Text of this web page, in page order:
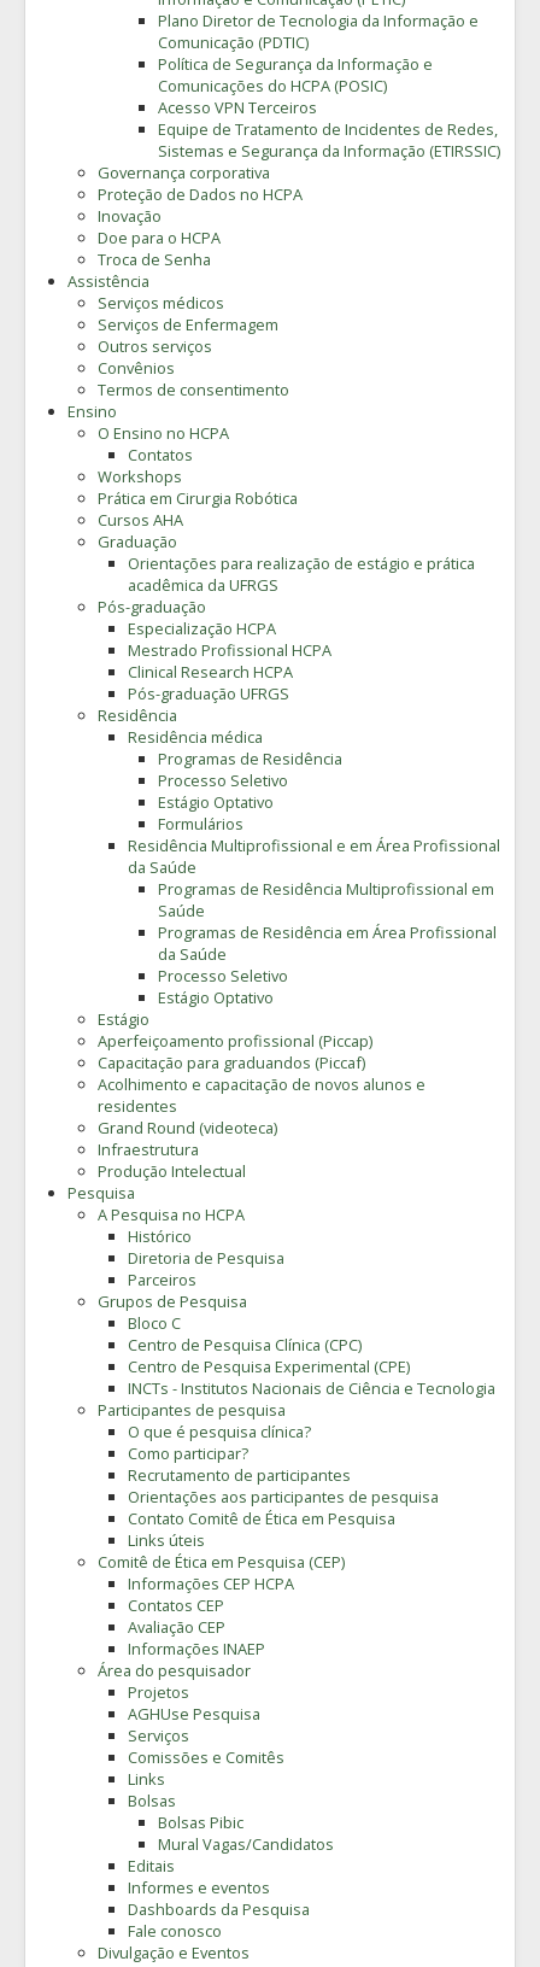
Plano Diretor de Tecnologia da Informação e
Comunicação (PDTIC)
Política de Segurança da Informação e
Comunicações do HCPA (POSIC)
Acesso VPN Terceiros
Equipe de Tratamento de Incidentes de Redes,
Sistemas e Segurança da Informação (ETIRSSIC)
Governança corporativa
Proteção de Dados no HCPA
Inovação
Doe para o HCPA
Troca de Senha
Assistência
Serviços médicos
Serviços de Enfermagem
Outros serviços
Convênios
Termos de consentimento
Ensino
O Ensino no HCPA
Contatos
Workshops
Prática em Cirurgia Robótica
Cursos AHA
Graduação
Orientações para realização de estágio e prática
acadêmica da UFRGS
Pós-graduação
Especialização HCPA
Mestrado Profissional HCPA
Clinical Research HCPA
Pós-graduação UFRGS
Residência
Residência médica
Programas de Residência
Processo Seletivo
Estágio Optativo
Formulários
Residência Multiprofissional e em Área Profissional
da Saúde
Programas de Residência Multiprofissional em
Saúde
Programas de Residência em Área Profissional
da Saúde
Processo Seletivo
Estágio Optativo
Estágio
Aperfeiçoamento profissional (Piccap)
Capacitação para graduandos (Piccaf)
Acolhimento e capacitação de novos alunos e
residentes
Grand Round (videoteca)
Infraestrutura
Produção Intelectual
Pesquisa
A Pesquisa no HCPA
Histórico
Diretoria de Pesquisa
Parceiros
Grupos de Pesquisa
Bloco C
Centro de Pesquisa Clínica (CPC)
Centro de Pesquisa Experimental (CPE)
INCTs - Institutos Nacionais de Ciência e Tecnologia
Participantes de pesquisa
O que é pesquisa clínica?
Como participar?
Recrutamento de participantes
Orientações aos participantes de pesquisa
Contato Comitê de Ética em Pesquisa
Links úteis
Comitê de Ética em Pesquisa (CEP)
Informações CEP HCPA
Contatos CEP
Avaliação CEP
Informações INAEP
Área do pesquisador
Projetos
AGHUse Pesquisa
Serviços
Comissões e Comitês
Links
Bolsas
Bolsas Pibic
Mural Vagas/Candidatos
Editais
Informes e eventos
Dashboards da Pesquisa
Fale conosco
Divulgação e Eventos